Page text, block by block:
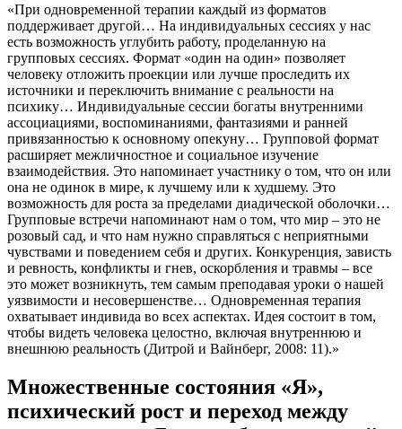
«При одновременной терапии каждый из форматов
поддерживает другой… На индивидуальных сессиях у нас
есть возможность углубить работу, проделанную на
групповых сессиях. Формат «один на один» позволяет
человеку отложить проекции или лучше проследить их
источники и переключить внимание с реальности на
психику… Индивидуальные сессии богаты внутренними
ассоциациями, воспоминаниями, фантазиями и ранней
привязанностью к основному опекуну… Групповой формат
расширяет межличностное и социальное изучение
взаимодействия. Это напоминает участнику о том, что он или
она не одинок в мире, к лучшему или к худшему. Это
возможность для роста за пределами диадической оболочки…
Групповые встречи напоминают нам о том, что мир – это не
розовый сад, и что нам нужно справляться с неприятными
чувствами и поведением себя и других. Конкуренция, зависть
и ревность, конфликты и гнев, оскорбления и травмы – все
это может возникнуть, тем самым преподавая уроки о нашей
уязвимости и несовершенстве… Одновременная терапия
охватывает индивида во всех аспектах. Идея состоит в том,
чтобы видеть человека целостно, включая внутреннюю и
внешнюю реальность (Дитрой и Вайнберг, 2008: 11).»
Множественные состояния «Я»,
психический рост и переход между